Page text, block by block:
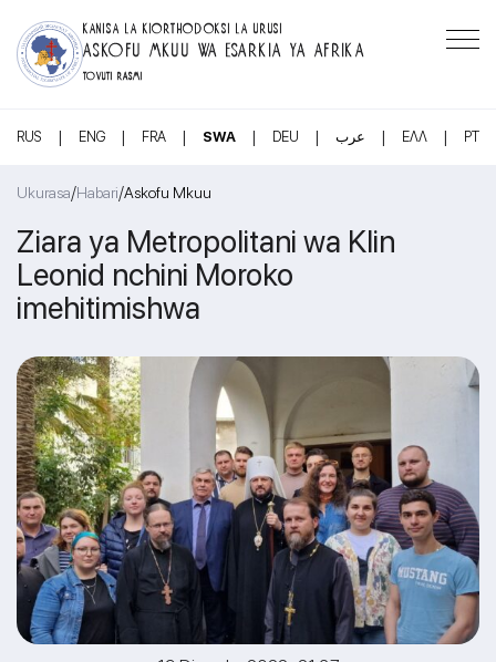
KANISA LA KIORTHODOKSI LA URUSI
ASKOFU MKUU WA ESARKIA YA AFRIKA
TOVUTI RASMI
RUS | ENG | FRA | SWA | DEU | عرب | ΕΛΛ | PT
Ukurasa/Habari/Askofu Mkuu
Ziara ya Metropolitani wa Klin
Leonid nchini Moroko
imehitimishwa